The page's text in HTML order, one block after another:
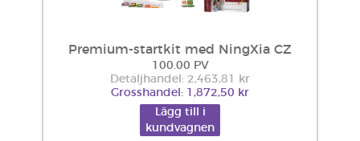
Premium-startkit med NingXia CZ
100.00 PV
Detaljhandel: 2,463,81 kr
Grosshandel: 1,872,50 kr
Lägg till i
kundvagnen